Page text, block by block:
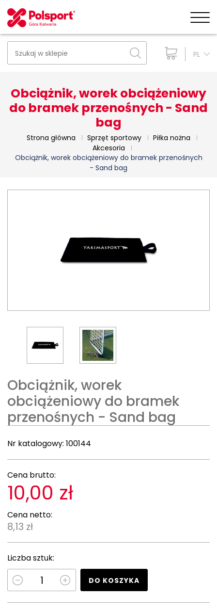
PL
Obciążnik, worek obciążeniowy
do bramek przenośnych - Sand
bag
Strona główna Sprzęt sportowy
Piłka nożna
Akcesoria
Obciążnik, worek obciążeniowy do bramek przenośnych
- Sand bag
Obciążnik, worek
obciążeniowy do bramek
przenośnych - Sand bag
Nr katalogowy: 100144
Cena brutto:
10,00 zł
Cena netto:
8,13 zł
Liczba sztuk:
DO KOSZYKA